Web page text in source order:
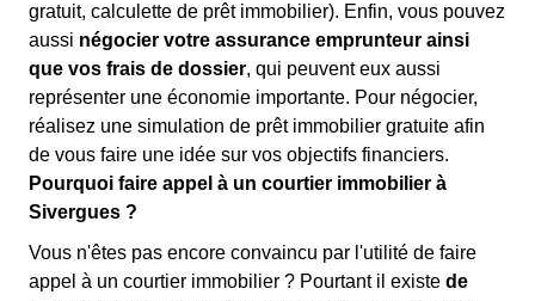
gratuit, calculette de prêt immobilier). Enfin, vous pouvez
aussi négocier votre assurance emprunteur ainsi
que vos frais de dossier, qui peuvent eux aussi
représenter une économie importante. Pour négocier,
réalisez une simulation de prêt immobilier gratuite afin
de vous faire une idée sur vos objectifs financiers.
Pourquoi faire appel à un courtier immobilier à
Sivergues ?
Vous n'êtes pas encore convaincu par l'utilité de faire
appel à un courtier immobilier ? Pourtant il existe de